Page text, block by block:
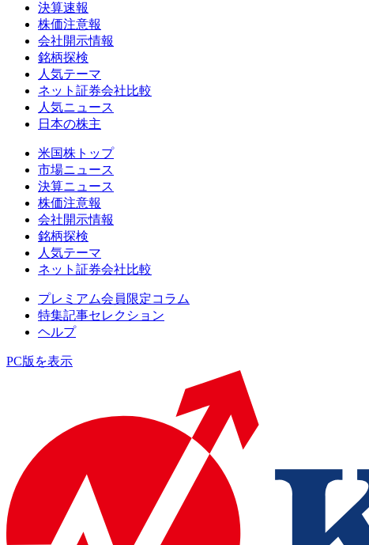
決算速報
株価注意報
会社開示情報
銘柄探検
人気テーマ
ネット証券会社比較
人気ニュース
日本の株主
米国株トップ
市場ニュース
決算ニュース
株価注意報
会社開示情報
銘柄探検
人気テーマ
ネット証券会社比較
プレミアム会員限定コラム
特集記事セレクション
ヘルプ
PC版を表示